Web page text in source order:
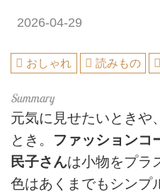
2026-04-29
おしゃれ 読みもの
元気に見せたいときや
とき。 ファッションコ
民子さんは小物をプラ
色はあくまでもシンプ